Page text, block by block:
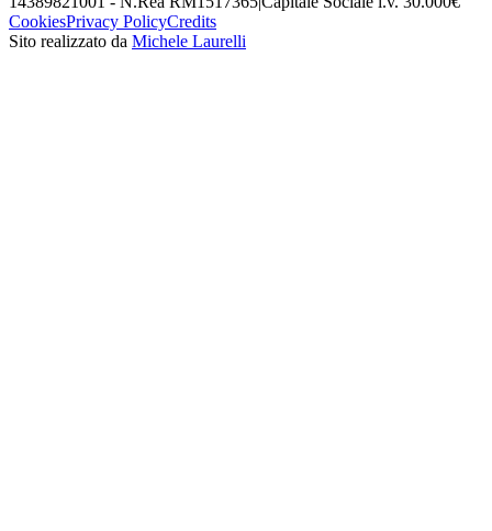
CookiesPrivacy PolicyCredits
Sito realizzato da Michele Laurelli